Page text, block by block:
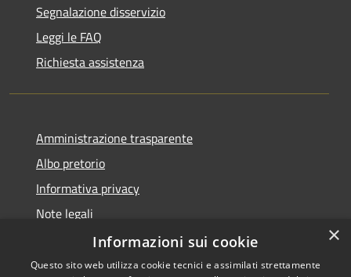
Segnalazione disservizio
Leggi le FAQ
Richiesta assistenza
Amministrazione trasparente
Albo pretorio
Informativa privacy
Note legali
Dichiarazione di accessibilità
×
Informazioni sui cookie
Questo sito web utilizza cookie tecnici e assimilati strettamente